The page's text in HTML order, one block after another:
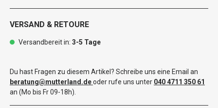
VERSAND & RETOURE
Versandbereit in: 3-5 Tage
Du hast Fragen zu diesem Artikel? Schreibe uns eine Email an
beratung@mutterland.deoder rufe uns unter 040 4711 350 61
an (Mo bis Fr 09-18h).